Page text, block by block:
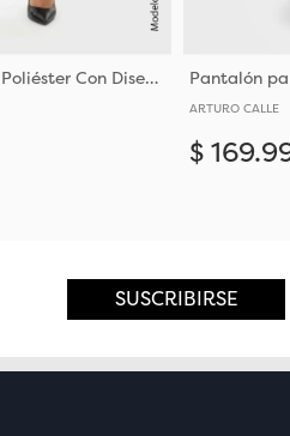
Pantalón para Mujer Poliéster Con Diseño Clásico Pantalón
ARTURO CALLE
$ 169.
SUSCRIBIRSE